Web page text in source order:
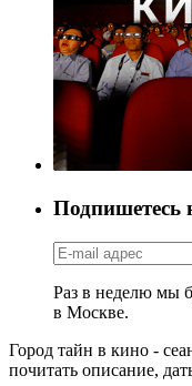
Подпишетесь
Раз в неделю мы
в Москве.
Город тайн в кино -
почитать описание,